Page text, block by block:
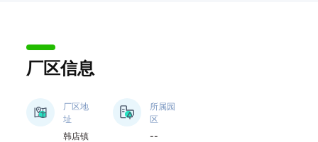
级、药用级的升级跨
厂区信息
厂区地
址
韩店镇
所属园
区
--